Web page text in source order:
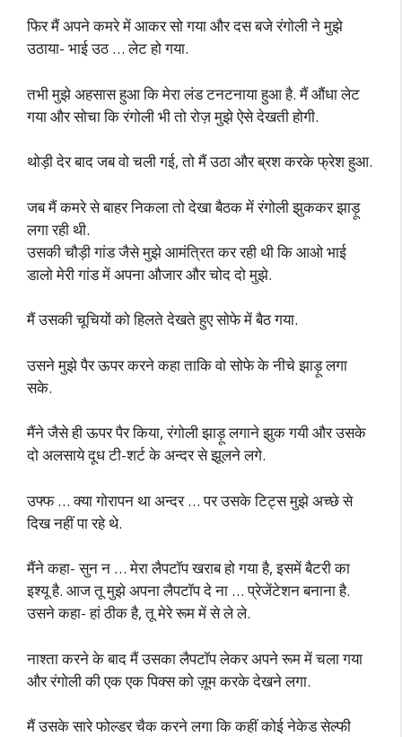
फिर मैं अपने कमरे में आकर सो गया और दस बजे रंगोली ने मुझे
उठाया- भाई उठ … लेट हो गया.
तभी मुझे अहसास हुआ कि मेरा लंड टनटनाया हुआ है. मैं औंधा लेट
गया और सोचा कि रंगोली भी तो रोज़ मुझे ऐसे देखती होगी.
थोड़ी देर बाद जब वो चली गई, तो मैं उठा और ब्रश करके फ्रेश हुआ.
जब मैं कमरे से बाहर निकला तो देखा बैठक में रंगोली झुककर झाड़ू
लगा रही थी.
उसकी चौड़ी गांड जैसे मुझे आमंत्रित कर रही थी कि आओ भाई
डालो मेरी गांड में अपना औजार और चोद दो मुझे.
मैं उसकी चूचियों को हिलते देखते हुए सोफे में बैठ गया.
उसने मुझे पैर ऊपर करने कहा ताकि वो सोफे के नीचे झाड़ू लगा
सके.
मैंने जैसे ही ऊपर पैर किया, रंगोली झाड़ू लगाने झुक गयी और उसके
दो अलसाये दूध टी-शर्ट के अन्दर से झूलने लगे.
उफ्फ … क्या गोरापन था अन्दर … पर उसके टिट्स मुझे अच्छे से
दिख नहीं पा रहे थे.
मैंने कहा- सुन न … मेरा लैपटॉप खराब हो गया है, इसमें बैटरी का
इश्यू है. आज तू मुझे अपना लैपटॉप दे ना … प्रेजेंटेशन बनाना है.
उसने कहा- हां ठीक है, तू मेरे रूम में से ले ले.
नाश्ता करने के बाद मैं उसका लैपटॉप लेकर अपने रूम में चला गया
और रंगोली की एक एक पिक्स को ज़ूम करके देखने लगा.
मैं उसके सारे फोल्डर चैक करने लगा कि कहीं कोई नेकेड सेल्फी